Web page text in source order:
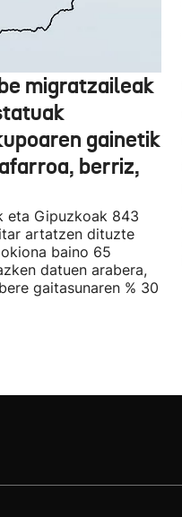
migratzaileak
gainetik
berriz,
eta Gipuzkoak 843
artatzen dituzte
baino 65
datuen arabera,
gaitasunaren % 30